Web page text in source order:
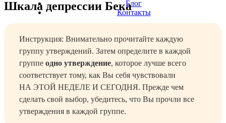
Блог
Контакты
Шкала депрессии Бека
Инструкция: Внимательно прочитайте каждую
группу утверждений. Затем определите в каждой
группе одно утверждение, которое лучше всего
соответствует тому, как Вы себя чувствовали
НА ЭТОЙ НЕДЕЛЕ И СЕГОДНЯ. Прежде чем
сделать свой выбор, убедитесь, что Вы прочли все
утверждения в каждой группе.